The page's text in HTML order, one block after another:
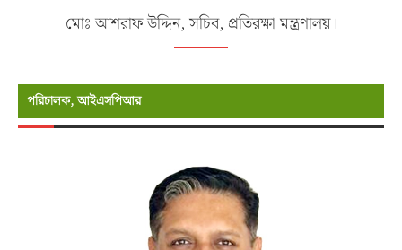
মোঃ আশরাফ উদ্দিন, সচিব, প্রতিরক্ষা মন্ত্রণালয়।
পরিচালক, আইএসপিআর